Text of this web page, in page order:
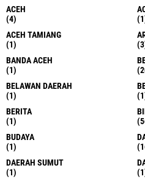
ACEH
(4)
ACEH TAMIANG
(1)
BANDA ACEH
(1)
BELAWAN DAERAH
(1)
BERITA
(1)
BUDAYA
(1)
DAERAH SUMUT
(1)